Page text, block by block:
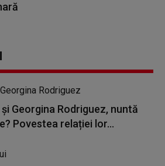
Georgina Rodriguez, nuntă
Povestea relației lor...